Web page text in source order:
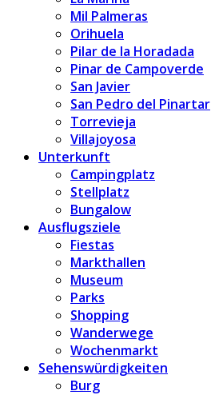
Mil Palmeras
Orihuela
Pilar de la Horadada
Pinar de Campoverde
San Javier
San Pedro del Pinartar
Torrevieja
Villajoyosa
Unterkunft
Campingplatz
Stellplatz
Bungalow
Ausflugsziele
Fiestas
Markthallen
Museum
Parks
Shopping
Wanderwege
Wochenmarkt
Sehenswürdigkeiten
Burg